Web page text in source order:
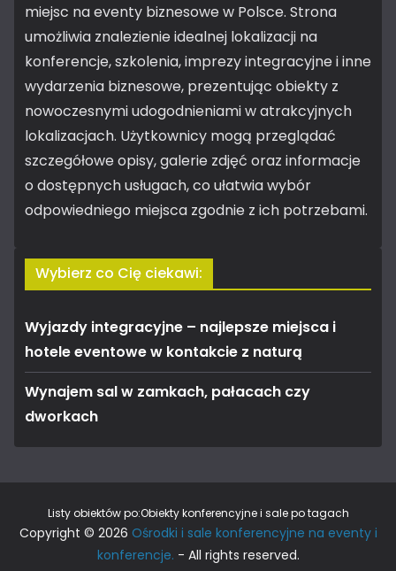
miejsc na eventy biznesowe w Polsce. Strona
umożliwia znalezienie idealnej lokalizacji na
konferencje, szkolenia, imprezy integracyjne i inne
wydarzenia biznesowe, prezentując obiekty z
nowoczesnymi udogodnieniami w atrakcyjnych
lokalizacjach. Użytkownicy mogą przeglądać
szczegółowe opisy, galerie zdjęć oraz informacje
o dostępnych usługach, co ułatwia wybór
odpowiedniego miejsca zgodnie z ich potrzebami.
Wybierz co Cię ciekawi:
Wyjazdy integracyjne – najlepsze miejsca i
hotele eventowe w kontakcie z naturą
Wynajem sal w zamkach, pałacach czy
dworkach
Listy obiektów po:Obiekty konferencyjne i sale po tagach
Copyright © 2026 Ośrodki i sale konferencyjne na eventy i
konferencje. - All rights reserved.